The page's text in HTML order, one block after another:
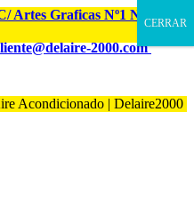
Artes Graficas Nº1 Nave
2000.com
Acondicionado | Delaire2000
CERRAR